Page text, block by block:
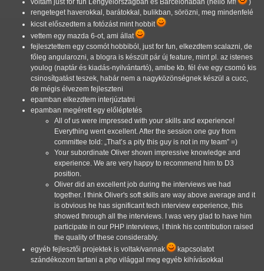
voltam just for fun Lengyelországban és Barcelonában (hello Mf!
)
rengeteget haverokkal, barátokkal, bulikban, sörözni, meg mindenfelé
kicsit előszedtem a fotózást mint hobbit
vettem egy mazda 6-ot, ami állat
fejlesztettem egy csomót hobbiból, just for fun, elkezdtem scalazni, de
főleg angularozni, a blogra is készült pár új feature, mint pl. az istenes
youlog (naptár és kiadás-nyilvántartó), amibe kb. fél éve egy csomó kis
csinosítgatást teszek, habár nem a nagyközönségnek készül a cucc,
de mégis élvezem fejleszteni
epamban elkezdtem interjúztatni
epamban megérett egy előléptetés
All of us were impressed with your skills and experience!
Everything went excellent. After the session one guy from
committee told: That’s a pity this guy is not in my team =)
Your subordinate Oliver shown impressive knowledge and
experience. We are very happy to recommend him to D3
position.
Oliver did an excellent job during the interviews we had
together. I think Oliver's soft skills are way above average and it
is obvious he has significant tech interview experience, this
showed through all the interviews. I was very glad to have him
participate in our PHP interviews, I think his contribution raised
the quality of these considerably.
egyéb fejlesztői projektek is voltak/vannak
kapcsolatot
szándékozom tartani a php világgal meg egyéb kihívásokkal